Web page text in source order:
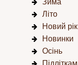
Зима
Літо
Новий рік
Новинки
Осінь
Підліткам